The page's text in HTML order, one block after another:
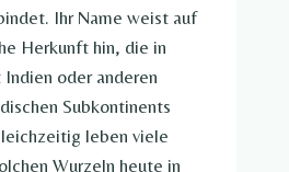
Ihr Name weist auf
Herkunft hin, die in
oder anderen
Subkontinents
leben viele
Wurzeln heute in